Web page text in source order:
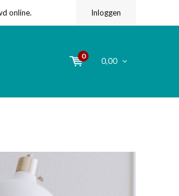
online. Inloggen
0
0,00